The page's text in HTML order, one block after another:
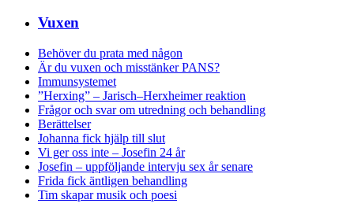
Vuxen
Behöver du prata med någon
Är du vuxen och misstänker PANS?
Immunsystemet
”Herxing” – Jarisch–Herxheimer reaktion
Frågor och svar om utredning och behandling
Berättelser
Johanna fick hjälp till slut
Vi ger oss inte – Josefin 24 år
Josefin – uppföljande intervju sex år senare
Frida fick äntligen behandling
Tim skapar musik och poesi